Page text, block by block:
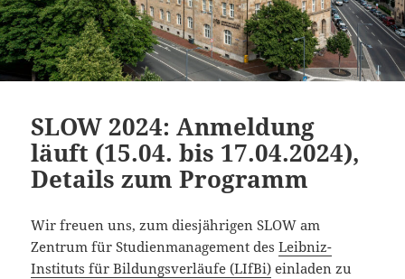
SLOW 2024: Anmeldung
läuft (15.04. bis 17.04.2024),
Details zum Programm
Wir freuen uns, zum diesjährigen SLOW am
Zentrum für Studienmanagement desLeibniz-
Instituts für Bildungsverläufe (LIfBi) einladen zu